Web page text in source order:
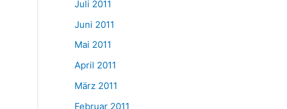
Juli 2011
Juni 2011
Mai 2011
April 2011
März 2011
Februar 2011